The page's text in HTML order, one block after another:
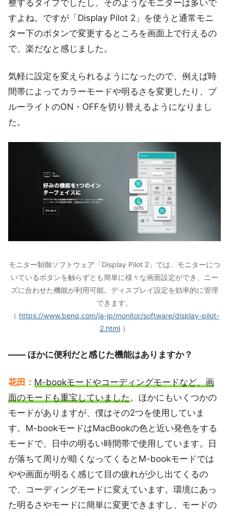
整するタイプでしたし、そのようなモニターは多いで
すよね。ですが「Display Pilot 2」を使うと通常モニ
ター下のボタンで変更するところを画面上で行えるの
で、楽だなと感じました。
気軽に設定を変えられるようになったので、例えば時
間帯によってカラーモードや明るさを変更したり、ブ
ルーライトのON・OFFを切り替えるようになりまし
た。
モニター制御ソフトウェア「Display Pilot 2」では、モニターにつ
いているボタンを触らずとも簡単に様々な画面設定ができ、ニー
ズに合わせた機能が利用可能。ディスプレイ設定を効率的に管理
できます。
（ https://www.benq.com/ja-jp/monitor/software/display-pilot-
2.html ）
―― ほかに便利だと感じた機能はありますか？
花田： M-bookモードやコーディングモードなど、画
面のモードも重宝していました。ほかにもいくつかの
モードがありますが、僕はその2つを使用していま
す。M-bookモードはMacBookの色と近い発色をする
モードで、日中の明るい時間帯で使用しています。日
が落ちて周りが暗くなってくるとM-bookモードでは
やや画面が明るく感じて目の疲れが少し出てくるの
で、コーディングモードに変えています。環境にあっ
た明るさやモードに簡単に変更できますし、モードの